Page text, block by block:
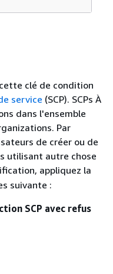
clé de condition
service (SCP). SCPs À
dans l'ensemble
Par
de créer ou de
utilisant autre chose
appliquez la
suivante :
SCP avec refus